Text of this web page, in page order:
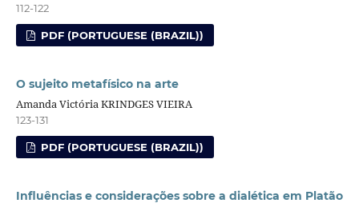
112-122
PDF (PORTUGUESE (BRAZIL))
O sujeito metafísico na arte
Amanda Victória KRINDGES VIEIRA
123-131
PDF (PORTUGUESE (BRAZIL))
Influências e considerações sobre a dialética em Platão